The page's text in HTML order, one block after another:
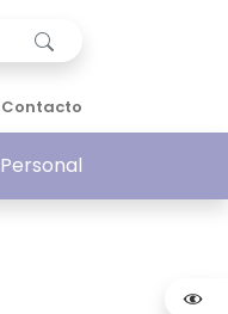
Contacto
Personal